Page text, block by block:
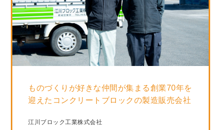
ものづくりが好きな仲間が集まる創業70年を
迎えたコンクリートブロックの製造販売会社
江川ブロック工業株式会社